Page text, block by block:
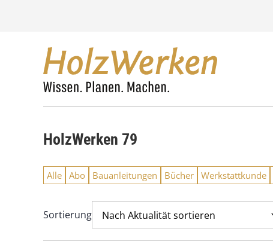
HolzWerken 79
Alle Abo Bauanleitungen Bücher Werkstattkunde
Sortierung Nach Aktualität sortieren